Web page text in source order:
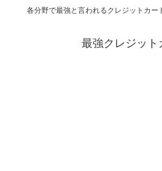
各分野で最強と言われるクレジットカー
最強クレジット